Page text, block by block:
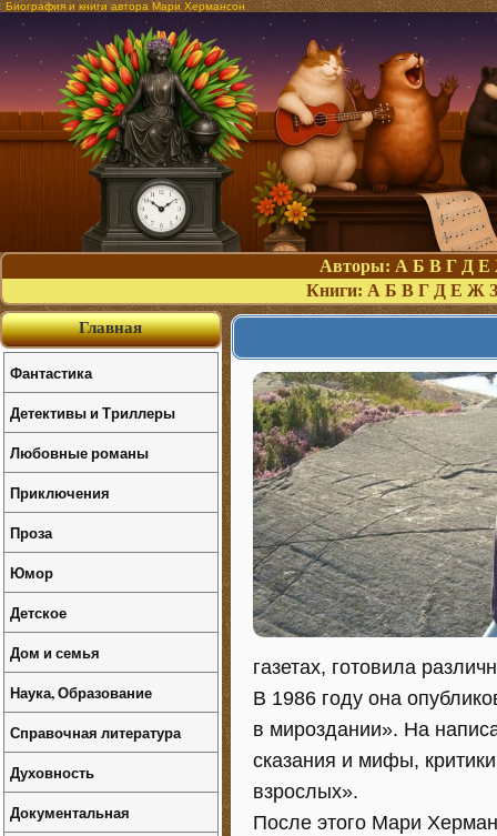
Биография и книги автора Мари Хермансон
Авторы: А Б В Г Д Е
Книги: А Б В Г Д Е Ж З
газетах, готовила
В 1986 году она
в мироздании». На
сказания и мифы, критики
взрослых».
После этого Мари
Главная
Фантастика
Детективы и Триллеры
Любовные романы
Приключения
Проза
Юмор
Детское
Дом и семья
Наука, Образование
Справочная литература
Духовность
Документальная